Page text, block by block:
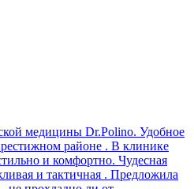
медицины Dr.Polino. Удобное
районе . В клинике
и комфортно. Чудесная
и тактичная . Предложила